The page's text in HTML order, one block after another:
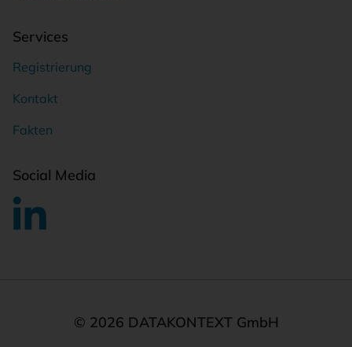
Services
Registrierung
Kontakt
Fakten
Social Media
© 2026 DATAKONTEXT GmbH